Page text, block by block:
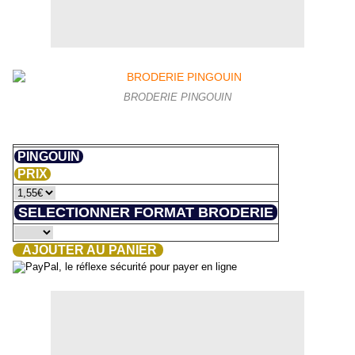
BRODERIE PINGOUIN
PINGOUIN
PRIX
SELECTIONNER FORMAT BRODERIE
AJOUTER AU PANIER